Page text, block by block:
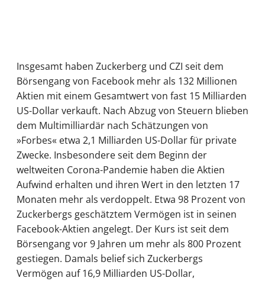
Insgesamt haben Zuckerberg und CZI seit dem
Börsengang von Facebook mehr als 132 Millionen
Aktien mit einem Gesamtwert von fast 15 Milliarden
US-Dollar verkauft. Nach Abzug von Steuern blieben
dem Multimilliardär nach Schätzungen von
»Forbes« etwa 2,1 Milliarden US-Dollar für private
Zwecke. Insbesondere seit dem Beginn der
weltweiten Corona-Pandemie haben die Aktien
Aufwind erhalten und ihren Wert in den letzten 17
Monaten mehr als verdoppelt. Etwa 98 Prozent von
Zuckerbergs geschätztem Vermögen ist in seinen
Facebook-Aktien angelegt. Der Kurs ist seit dem
Börsengang vor 9 Jahren um mehr als 800 Prozent
gestiegen. Damals belief sich Zuckerbergs
Vermögen auf 16,9 Milliarden US-Dollar,